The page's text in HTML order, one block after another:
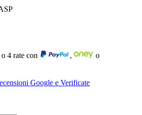
4 rate con , o
Google e Verificate